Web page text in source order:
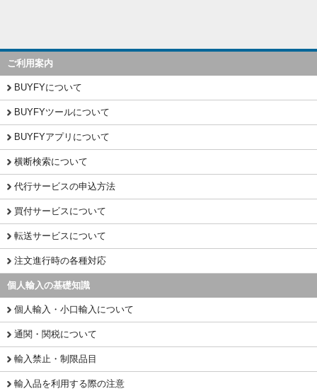
ご利用案内
BUYFYについて
BUYFYツールについて
BUYFYアプリについて
横断検索について
代行サービスの申込方法
買付サービスについて
転送サービスについて
注文進行時の各種対応
個人輸入の基礎知識
個人輸入・小口輸入について
通関・関税について
輸入禁止・制限品目
輸入品を利用する際の注意